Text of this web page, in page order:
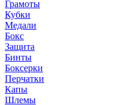
Грамоты
Кубки
Медали
Бокс
Защита
Бинты
Боксерки
Перчатки
Капы
Шлемы